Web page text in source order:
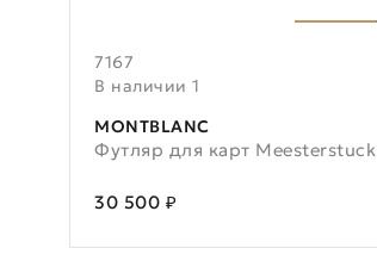
7167
В наличии 1
MONTBLANC
Футляр для карт Meesterstuck
30 500 ₽